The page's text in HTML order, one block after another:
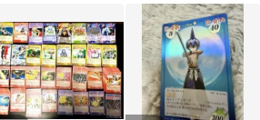
ム 約800枚